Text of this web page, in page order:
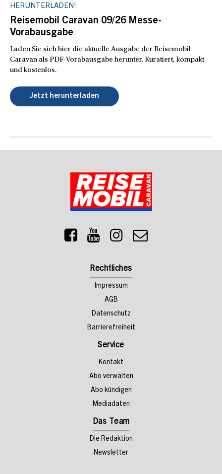
HERUNTERLADEN!
Reisemobil Caravan 09/26 Messe-
Vorabausgabe
Laden Sie sich hier die aktuelle Ausgabe der Reisemobil
Caravan als PDF-Vorabausgabe herunter. Kuratiert, kompakt
und kostenlos.
Jetzt herunterladen
Rechtliches
Impressum
AGB
Datenschutz
Barrierefreiheit
Service
Kontakt
Abo verwalten
Abo kündigen
Mediadaten
Das Team
Die Redaktion
Newsletter